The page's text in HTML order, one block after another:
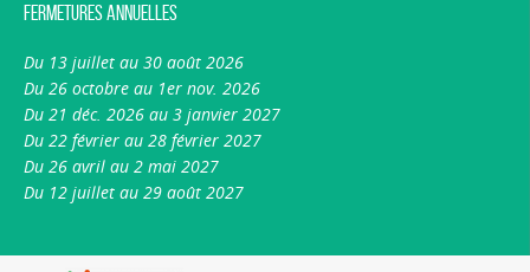
Fermetures annuelles
Du 13 juillet au 30 août 2026
Du 26 octobre au 1er nov. 2026
Du 21 déc. 2026 au 3 janvier 2027
Du 22 février au 28 février 2027
Du 26 avril au 2 mai 2027
Du 12 juillet au 29 août 2027